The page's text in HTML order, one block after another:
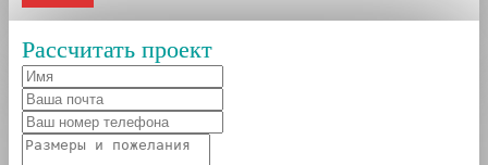
Рассчитать проект